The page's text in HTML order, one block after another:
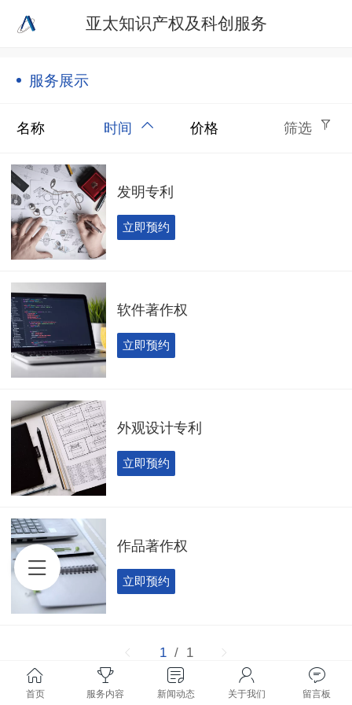
亚太知识产权及科创服务
服务展示
名称 时间 价格 筛选
发明专利
立即预约
软件著作权
立即预约
外观设计专利
立即预约
作品著作权
立即预约
1 / 1
首页 服务内容 新闻动态 关于我们 留言板